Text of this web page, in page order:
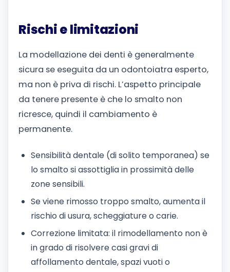
Rischi e limitazioni
La modellazione dei denti è generalmente
sicura se eseguita da un odontoiatra esperto,
ma non è priva di rischi. L’aspetto principale
da tenere presente è che lo smalto non
ricresce, quindi il cambiamento è
permanente.
Sensibilità dentale (di solito temporanea) se
lo smalto si assottiglia in prossimità delle
zone sensibili.
Se viene rimosso troppo smalto, aumenta il
rischio di usura, scheggiature o carie.
Correzione limitata: il rimodellamento non è
in grado di risolvere casi gravi di
affollamento dentale, spazi vuoti o